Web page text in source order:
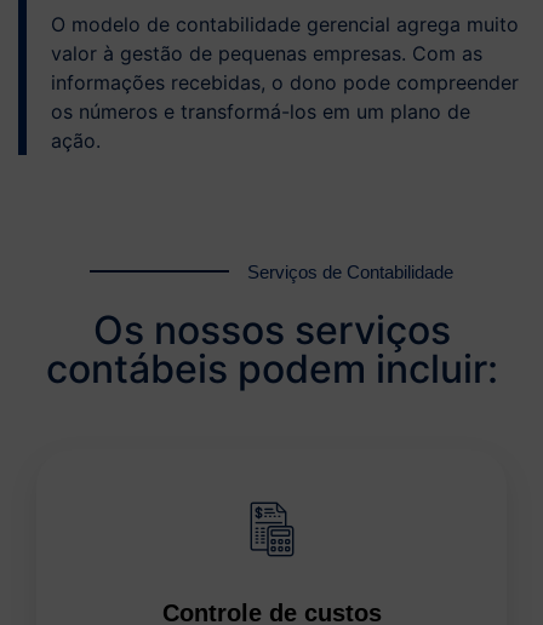
O modelo de contabilidade gerencial agrega muito
valor à gestão de pequenas empresas. Com as
informações recebidas, o dono pode compreender
os números e transformá-los em um plano de
ação.
Serviços de Contabilidade
Os nossos serviços
contábeis podem incluir:
Controle de custos